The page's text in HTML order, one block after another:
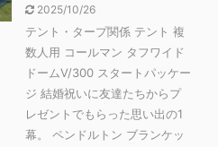
2025/10/26
テント・タープ関係 テント 複
数人用 コールマン タフワイド
ドームⅤ/300 スタートパッケー
ジ 結婚祝いに友達たちからプ
レゼントでもらった思い出の1
幕。 ペンドルトン ブランケッ